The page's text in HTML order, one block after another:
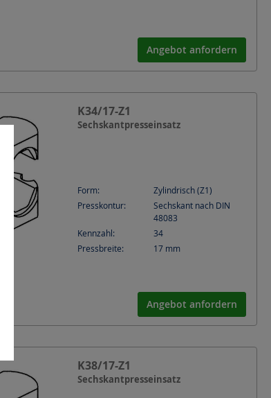
Angebot anfordern
K34/17-Z1
Sechskantpresseinsatz
Form:
Zylindrisch (Z1)
Presskontur:
Sechskant nach DIN
48083
Kennzahl:
34
Pressbreite:
17 mm
Angebot anfordern
K38/17-Z1
Sechskantpresseinsatz